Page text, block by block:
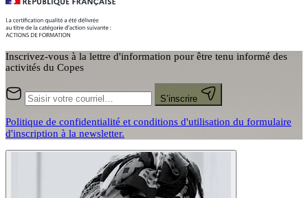
Inscrivez-vous à la lettre d'information pour être tenu informé des
activités du Copes
S’inscrire
Politique de confidentialité et conditions d'utilisation du formulaire
d'inscription à la newsletter.